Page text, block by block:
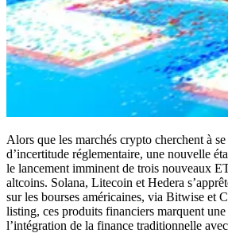
Alors que les marchés crypto cherchent à
d’incertitude réglementaire, une nouvelle
le lancement imminent de trois nouveaux
altcoins. Solana, Litecoin et Hedera
sur les bourses américaines, via Bitwise et
listing, ces produits financiers marquent
l’intégration de la finance traditionnelle